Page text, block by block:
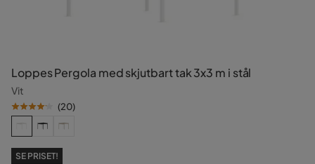
Loppes Pergola med skjutbart tak 3x3 m i stål
Vit
(20)
SE PRISET!